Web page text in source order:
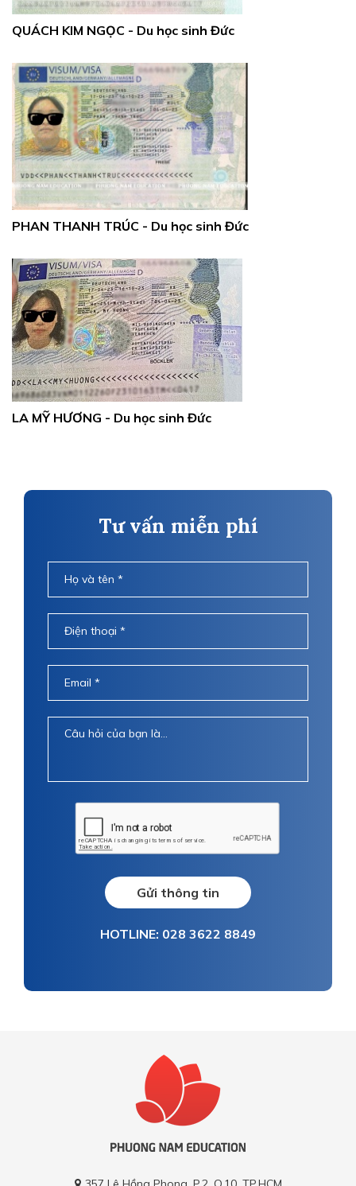
QUÁCH KIM NGỌC - Du học sinh Đức
PHAN THANH TRÚC - Du học sinh Đức
LA MỸ HƯƠNG - Du học sinh Đức
Tư vấn miễn phí
Gửi thông tin
HOTLINE: 028 3622 8849